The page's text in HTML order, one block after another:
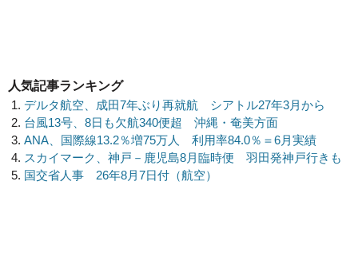
人気記事ランキング
デルタ航空、成田7年ぶり再就航 シアトル27年3月から
台風13号、8日も欠航340便超 沖縄・奄美方面
ANA、国際線13.2％増75万人 利用率84.0％＝6月実績
スカイマーク、神戸－鹿児島8月臨時便 羽田発神戸行きも
国交省人事 26年8月7日付（航空）